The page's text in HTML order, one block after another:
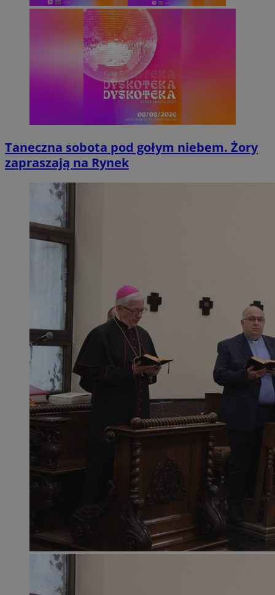
Taneczna sobota pod gołym niebem. Żory
zapraszają na Rynek